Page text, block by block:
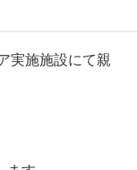
実施施設にて親